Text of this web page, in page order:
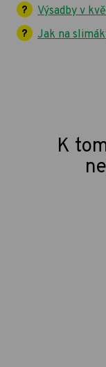
Výsadby v
Jak na
K